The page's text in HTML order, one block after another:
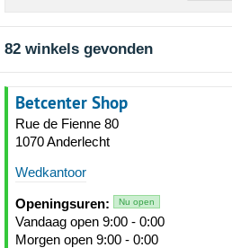
82 winkels gevonden
Betcenter Shop
Rue de Fienne 80
1070 Anderlecht
Wedkantoor
Openingsuren: Nu open
Vandaag open 9:00 - 0:00
Morgen open 9:00 - 0:00